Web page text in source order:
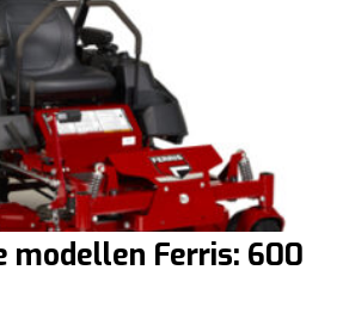
modellen Ferris: 600